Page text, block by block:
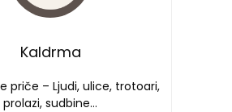
Kaldrma
priče – Ljudi, ulice, trotoari,
prolazi, sudbine…